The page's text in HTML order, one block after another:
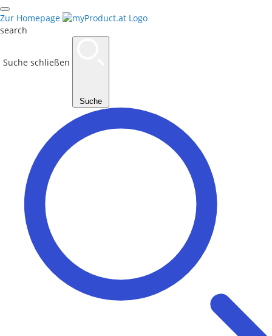
Zur Homepage
search
Suche schließen
Suche